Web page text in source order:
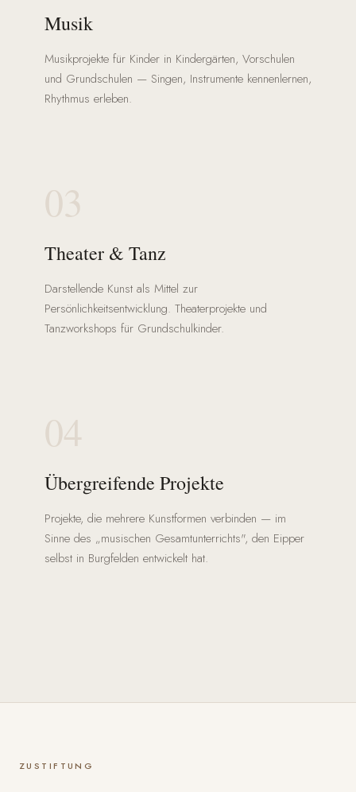
Musik
Musikprojekte für Kinder in Kindergärten, Vorschulen
und Grundschulen — Singen, Instrumente kennenlernen,
Rhythmus erleben.
03
Theater & Tanz
Darstellende Kunst als Mittel zur
Persönlichkeitsentwicklung. Theaterprojekte und
Tanzworkshops für Grundschulkinder.
04
Übergreifende Projekte
Projekte, die mehrere Kunstformen verbinden — im
Sinne des „musischen Gesamtunterrichts", den Eipper
selbst in Burgfelden entwickelt hat.
ZUSTIFTUNG